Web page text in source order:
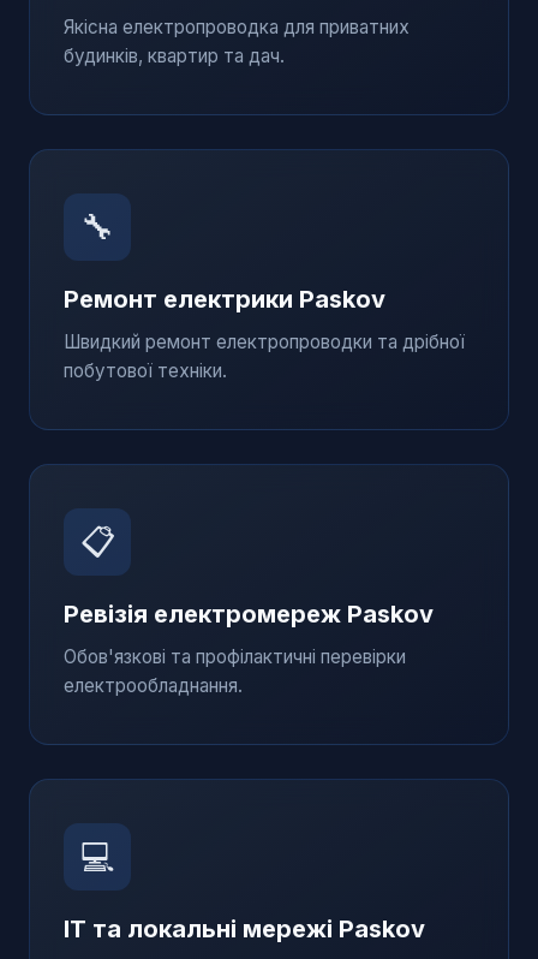
Якісна електропроводка для приватних
будинків, квартир та дач.
🔧
Ремонт електрики Paskov
Швидкий ремонт електропроводки та дрібної
побутової техніки.
📋
Ревізія електромереж Paskov
Обов'язкові та профілактичні перевірки
електрообладнання.
💻
IT та локальні мережі Paskov